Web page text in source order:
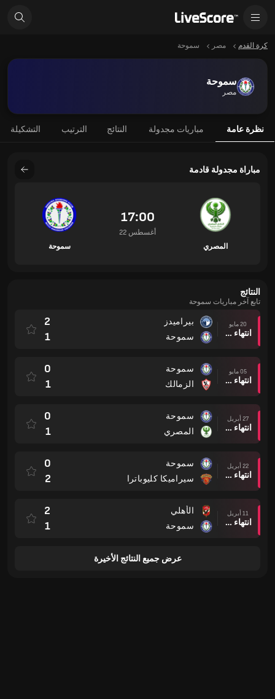
كرة القدم مصر سموحة
سموحة
مصر
نظرة عامة مباريات مجدولة النتائج الترتيب التشكيلة
مباراة مجدولة قادمة
المصري
17:00
22 أغسطس
سموحة
النتائج
تابع آخر مباريات سموحة
20 مايو
انتهاء وقت المباراة
بيراميدز
سموحة
2
1
05 مايو
انتهاء وقت المباراة
سموحة
الزمالك
0
1
27 أبريل
انتهاء وقت المباراة
سموحة
المصري
0
1
22 أبريل
انتهاء وقت المباراة
سموحة
سيراميكا كليوباترا
0
2
11 أبريل
انتهاء وقت المباراة
الأهلي
سموحة
2
1
عرض جميع النتائج الأخيرة